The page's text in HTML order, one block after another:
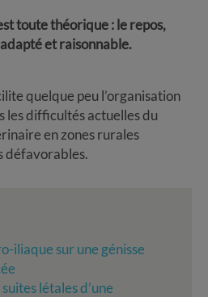
toute théorique : le repos,
et raisonnable.
quelque peu l’organisation
les difficultés actuelles du
en zones rurales
défavorables.
iliaque sur une génisse
létales d’une